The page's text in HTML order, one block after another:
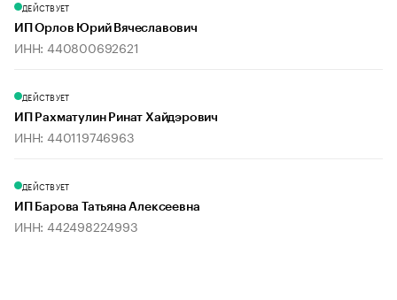
ДЕЙСТВУЕТ
ИП Орлов Юрий Вячеславович
ИНН: 440800692621
ДЕЙСТВУЕТ
ИП Рахматулин Ринат Хайдэрович
ИНН: 440119746963
ДЕЙСТВУЕТ
ИП Барова Татьяна Алексеевна
ИНН: 442498224993